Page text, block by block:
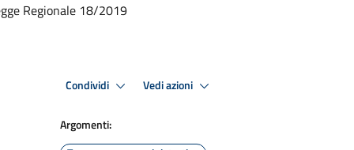
Regionale 18/2019
Condividi Vedi azioni
Argomenti: